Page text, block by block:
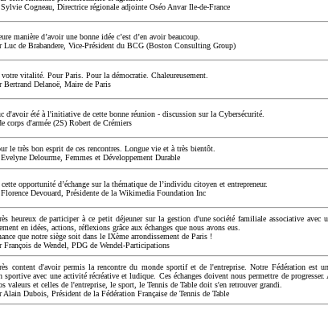
Cogneau, Directrice régionale adjointe Oséo Anvar Ile-de-France
manière d’avoir une bonne idée c’est d’en avoir beaucoup.
Luc de Brabandere, Vice-Président du BCG (Boston Consulting Group)
vitalité. Pour Paris. Pour la démocratie. Chaleureusement.
Bertrand Delanoë, Maire de Paris
d'avoir été à l'initiative de cette bonne réunion - discussion sur la Cybersécurité.
corps d'armée (2S) Robert de Crémiers
le très bon esprit de ces rencontres. Longue vie et à très bientôt.
Delourme, Femmes et Développement Durable
opportunité d’échange sur la thématique de l’individu citoyen et entrepreneur.
Devouard, Présidente de la Wikimedia Foundation Inc
heureux de participer à ce petit déjeuner sur la gestion d'une société familiale associative avec
en idées, actions, réflexions grâce aux échanges que nous avons eus.
que notre siège soit dans le IXème arrondissement de Paris !
François de Wendel, PDG de Wendel-Participations
content d'avoir permis la rencontre du monde sportif et de l'entreprise. Notre Fédération est
sportive avec une activité récréative et ludique. Ces échanges doivent nous permettre de progresser.
valeurs et celles de l'entreprise, le sport, le Tennis de Table doit s'en retrouver grandi.
Alain Dubois, Président de la Fédération Française de Tennis de Table